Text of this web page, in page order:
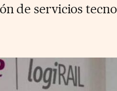
de servicios